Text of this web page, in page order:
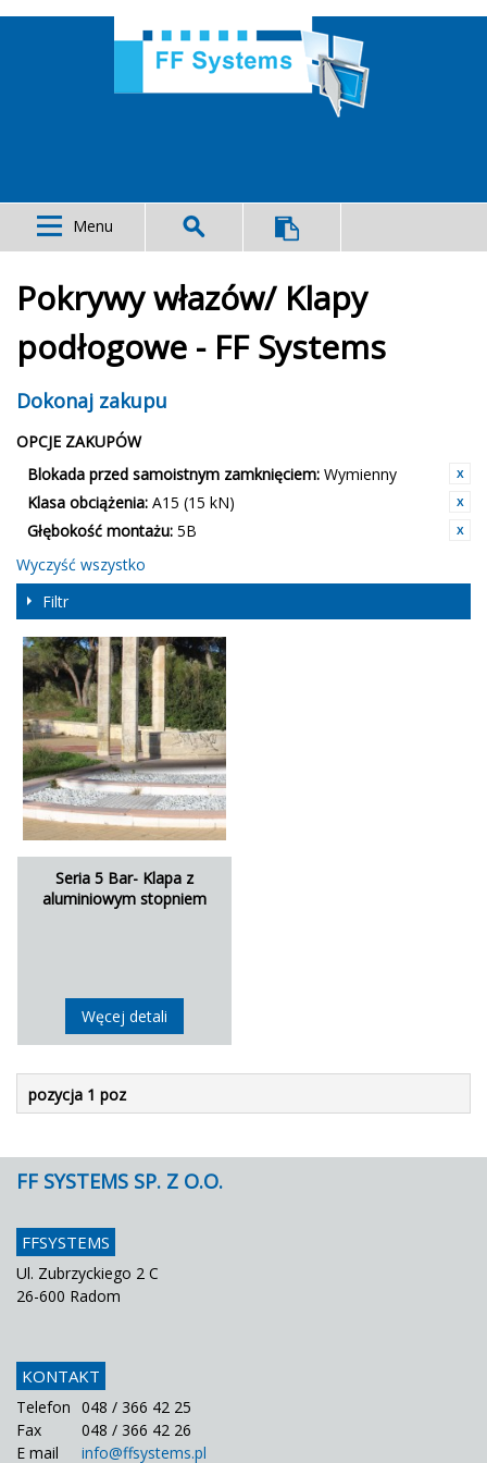
Menu
Pokrywy włazów/ Klapy
podłogowe - FF Systems
Dokonaj zakupu
OPCJE ZAKUPÓW
Blokada przed samoistnym zamknięciem: Wymienny
Klasa obciążenia: A15 (15 kN)
Głębokość montażu: 5B
Wyczyść wszystko
Filtr
Seria 5 Bar- Klapa z
aluminiowym stopniem
Węcej detali
pozycja 1 poz
FF SYSTEMS SP. Z O.O.
FFSYSTEMS
Ul. Zubrzyckiego 2 C
26-600 Radom
KONTAKT
Telefon 048 / 366 42 25
Fax
048 / 366 42 26
E mail
info@ffsystems.pl